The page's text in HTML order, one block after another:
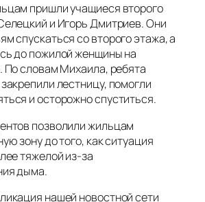
пришли учащиеся второго
и Игорь Дмитриев. Они
спускаться со второго этажа, а
до пожилой женщины на
По словам Михаила, ребята
лестницу, помогли
и осторожно спуститься.
позволили жильцам
зону до того, как ситуация
тяжелой из-за
дыма.
нашей новостной сети